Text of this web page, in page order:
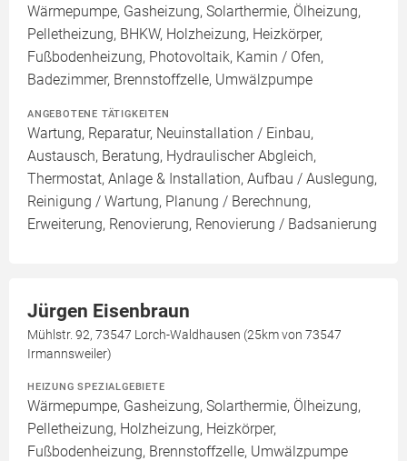
Wärmepumpe, Gasheizung, Solarthermie, Ölheizung,
Pelletheizung, BHKW, Holzheizung, Heizkörper,
Fußbodenheizung, Photovoltaik, Kamin / Ofen,
Badezimmer, Brennstoffzelle, Umwälzpumpe
ANGEBOTENE TÄTIGKEITEN
Wartung, Reparatur, Neuinstallation / Einbau,
Austausch, Beratung, Hydraulischer Abgleich,
Thermostat, Anlage & Installation, Aufbau / Auslegung,
Reinigung / Wartung, Planung / Berechnung,
Erweiterung, Renovierung, Renovierung / Badsanierung
Jürgen Eisenbraun
Mühlstr. 92, 73547 Lorch-Waldhausen (25km von 73547
Irmannsweiler)
HEIZUNG SPEZIALGEBIETE
Wärmepumpe, Gasheizung, Solarthermie, Ölheizung,
Pelletheizung, Holzheizung, Heizkörper,
Fußbodenheizung, Brennstoffzelle, Umwälzpumpe